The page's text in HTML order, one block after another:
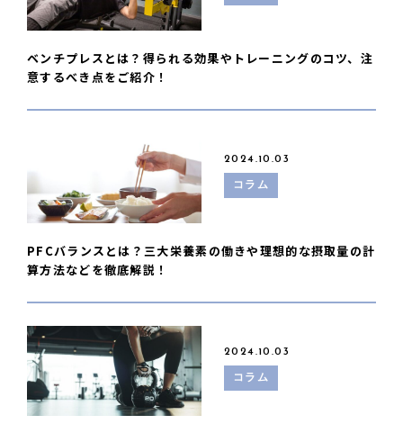
ベンチプレスとは？得られる効果やトレーニングのコツ、注
意するべき点をご紹介！
2024.10.03
コラム
PFCバランスとは？三大栄養素の働きや理想的な摂取量の計
算方法などを徹底解説！
2024.10.03
コラム